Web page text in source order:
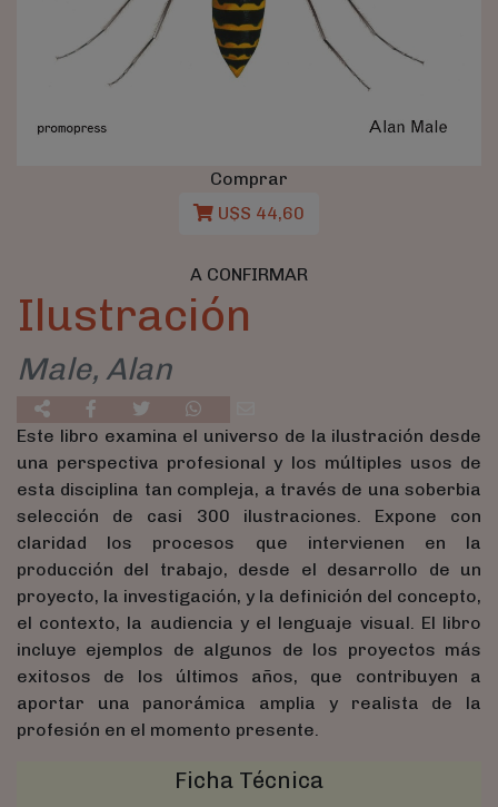
Comprar
U$S 44,60
A CONFIRMAR
Ilustración
Male, Alan
Este libro examina el universo de la ilustración desde
una perspectiva profesional y los múltiples usos de
esta disciplina tan compleja, a través de una soberbia
selección de casi 300 ilustraciones. Expone con
claridad los procesos que intervienen en la
producción del trabajo, desde el desarrollo de un
proyecto, la investigación, y la definición del concepto,
el contexto, la audiencia y el lenguaje visual. El libro
incluye ejemplos de algunos de los proyectos más
exitosos de los últimos años, que contribuyen a
aportar una panorámica amplia y realista de la
profesión en el momento presente.
Ficha Técnica